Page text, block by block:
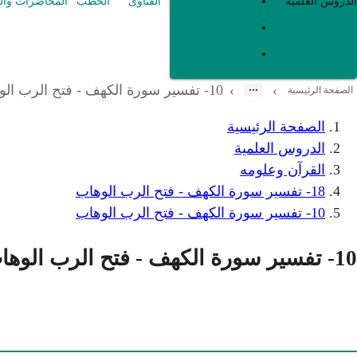
الصفحة الرئيسية ›
› 10- تفسير سورة الكهف - فتح الرب الوهاب
الصفحة الرئيسية
الدروس العلمية
القرآن وعلومه
18- تفسير سورة الكهف - فتح الرب الوهاب
10- تفسير سورة الكهف - فتح الرب الوهاب
10- تفسير سورة الكهف - فتح الرب الوهاب